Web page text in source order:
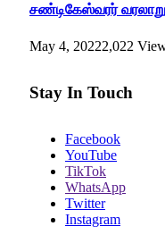
சண்டிகேஸ்வரர்
May 4, 20222,022
Stay In Touch
Facebook
YouTube
TikTok
WhatsApp
Twitter
Instagram